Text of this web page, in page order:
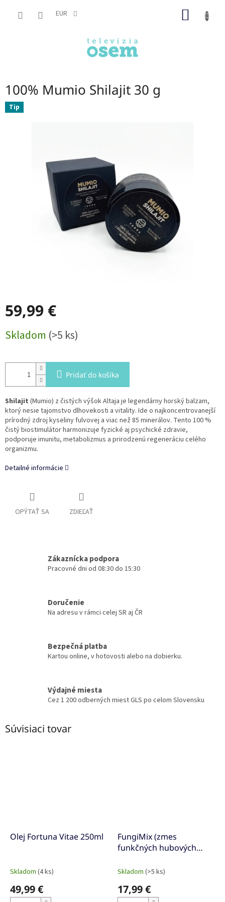
EUR
100% Mumio Shilajit 30 g
Tip
59,99 €
cena:
Skladom (>5 ks)
Pridať do košíka
Shilajit (Mumio) z čistých výšok Altaja je legendárny horský balzam,
ktorý nesie tajomstvo dlhovekosti a vitality. Ide o najkoncentrovanejší
prírodný zdroj kyseliny fulvovej a viac než 85 minerálov. Tento 100 %
čistý biostimulátor harmonizuje fyzické aj psychické zdravie,
podporuje imunitu, metabolizmus a prirodzenú regeneráciu celého
organizmu.
Detailné informácie
OPÝTAŤ SA ZDIEĽAŤ
Zákaznícka podpora
Pracovné dni od 08:30 do 15:30
Doručenie
Na adresu v rámci celej SR aj ČR
Bezpečná platba
Kartou online, v hotovosti alebo na dobierku.
Výdajné miesta
Cez 1 200 odberných miest GLS po celom Slovensku
Súvisiaci tovar
Olej Fortuna Vitae 250ml
Skladom (4 ks)
49,99 €
FungiMix (zmes
funkčných hubových
Skladom (>5 ks)
17,99 €